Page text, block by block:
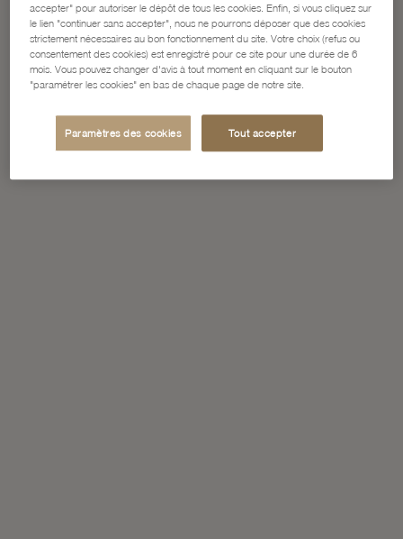
accepter" pour autoriser le dépôt de tous les cookies. Enfin, si vous cliquez sur
le lien "continuer sans accepter", nous ne pourrons déposer que des cookies
strictement nécessaires au bon fonctionnement du site. Votre choix (refus ou
consentement des cookies) est enregistré pour ce site pour une durée de 6
mois. Vous pouvez changer d'avis à tout moment en cliquant sur le bouton
"paramétrer les cookies" en bas de chaque page de notre site.
Paramètres des cookies Tout accepter